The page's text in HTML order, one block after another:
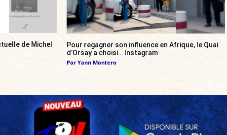
de Michel
Pour regagner son influence en Afrique, le Quai
d’Orsay a choisi… Instagram
Par Yann Montero